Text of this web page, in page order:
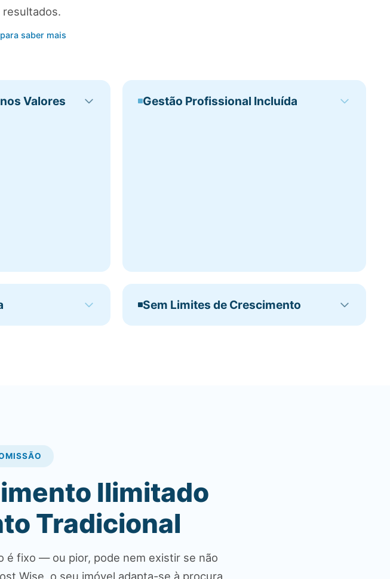
resultados.
saber mais
Valores Gestão Profissional Incluída
Sem Limites de Crescimento
Ilimitado
Tradicional
é fixo — ou pior, pode nem existir se não
Wise, o seu imóvel adapta-se à procura